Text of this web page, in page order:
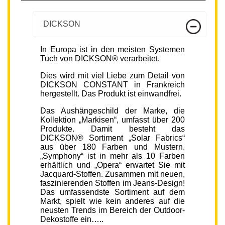
DICKSON
In Europa ist in den meisten Systemen
Tuch von DICKSON® verarbeitet.
Dies wird mit viel Liebe zum Detail von
DICKSON CONSTANT in Frankreich
hergestellt. Das Produkt ist einwandfrei.
Das Aushängeschild der Marke, die
Kollektion „Markisen“, umfasst über 200
Produkte. Damit besteht das
DICKSON® Sortiment „Solar Fabrics“
aus über 180 Farben und Mustern.
„Symphony“ ist in mehr als 10 Farben
erhältlich und „Opera“ erwartet Sie mit
Jacquard-Stoffen. Zusammen mit neuen,
faszinierenden Stoffen im Jeans-Design!
Das umfassendste Sortiment auf dem
Markt, spielt wie kein anderes auf die
neusten Trends im Bereich der Outdoor-
Dekostoffe ein…..